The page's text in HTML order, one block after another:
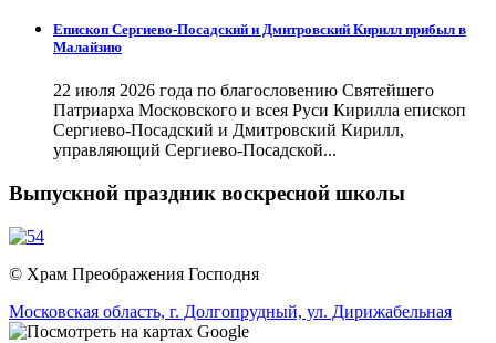
Епископ Сергиево-Посадский и Дмитровский Кирилл прибыл в
Малайзию
22 июля 2026 года по благословению Святейшего
Патриарха Московского и всея Руси Кирилла епископ
Сергиево-Посадский и Дмитровский Кирилл,
управляющий Сергиево-Посадской...
Выпускной праздник воскресной школы
© Храм Преображения Господня
Московская область, г. Долгопрудный, ул. Дирижабельная